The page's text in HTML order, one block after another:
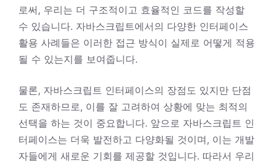
로써, 우리는 더 구조적이고 효율적인 코드를 작성할
수 있습니다. 자바스크립트에서의 다양한 인터페이스
활용 사례들은 이러한 접근 방식이 실제로 어떻게 적용
될 수 있는지를 보여줍니다.
물론, 자바스크립트 인터페이스의 장점도 있지만 단점
도 존재하므로, 이를 잘 고려하여 상황에 맞는 최적의
선택을 하는 것이 중요합니다. 앞으로 자바스크립트 인
터페이스는 더욱 발전하고 다양화될 것이며, 이는 개발
자들에게 새로운 기회를 제공할 것입니다. 따라서 우리